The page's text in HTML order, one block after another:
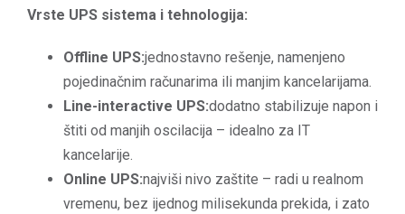
Vrste UPS sistema i tehnologija:
Offline UPS:jednostavno rešenje, namenjeno
pojedinačnim računarima ili manjim kancelarijama.
Line-interactive UPS:dodatno stabilizuje napon i
štiti od manjih oscilacija – idealno za IT
kancelarije.
Online UPS:najviši nivo zaštite – radi u realnom
vremenu, bez ijednog milisekunda prekida, i zato